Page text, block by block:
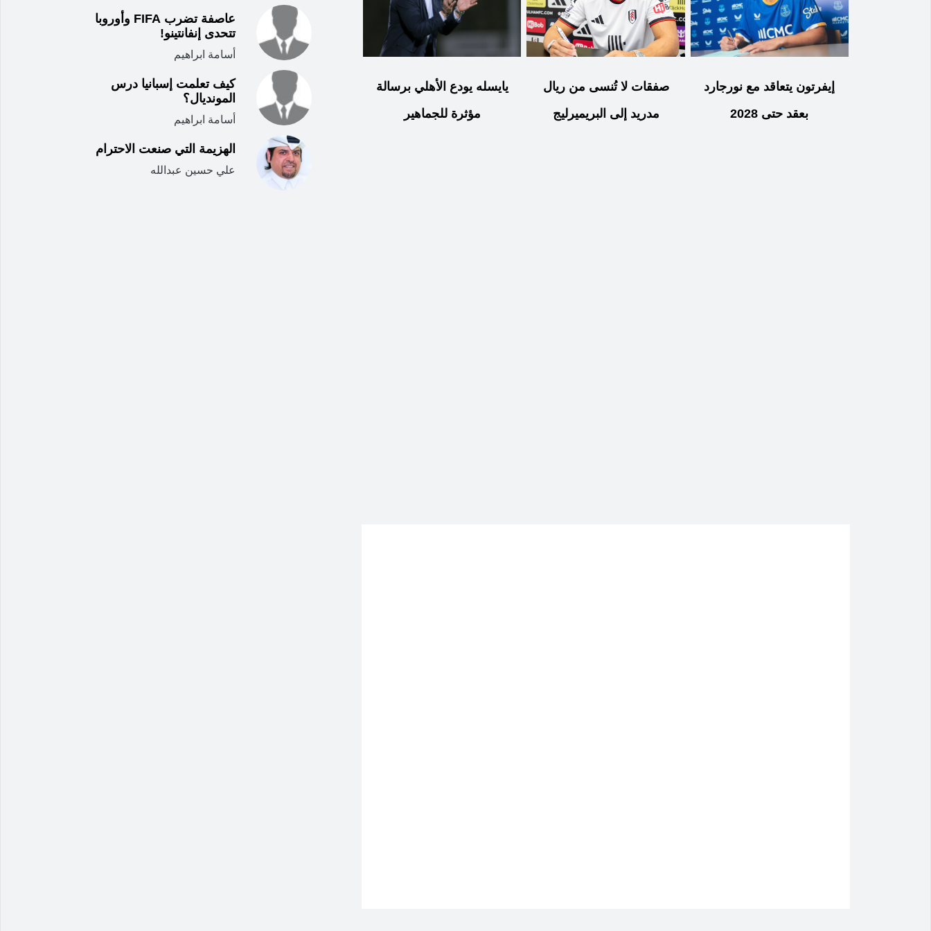
إيفرتون يتعاقد مع نورجارد
بعقد حتى 2028
صفقات لا تُنسى من ريال
مدريد إلى البريميرليج
يايسله يودع الأهلي برسالة
مؤثرة للجماهير
عاصفة تضرب FIFA وأوروبا
تتحدى إنفانتينو!
أسامة ابراهيم
كيف تعلمت إسبانيا درس
المونديال؟
أسامة ابراهيم
الهزيمة التي صنعت الاحترام
علي حسين عبدالله